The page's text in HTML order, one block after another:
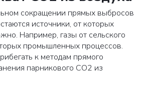
сокращении прямых выбросов
источники, от которых
Например, газы от сельского
промышленных процессов.
к методам прямого
парникового CO2 из